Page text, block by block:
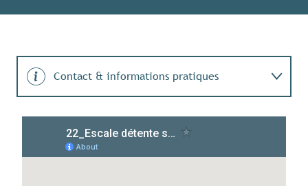
Contact & informations pratiques
Engagement durable